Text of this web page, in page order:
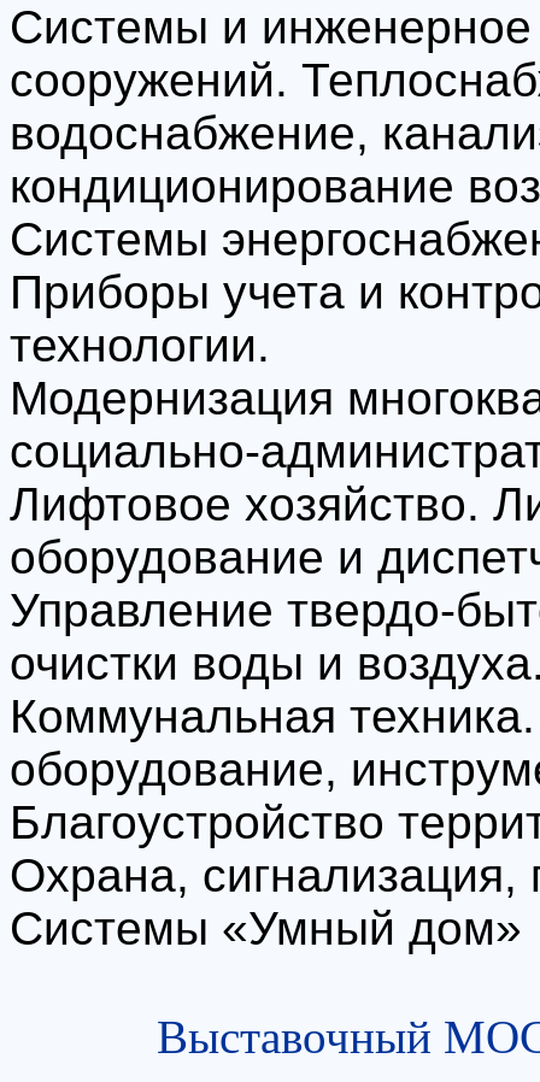
Системы и
сооружений.
водоснабжение,
кондиционирование
Системы
Приборы учета и
технологии.
Модернизация
социально-
Лифтовое хозяйство.
оборудование и
Управление твердо-
очистки воды и
Коммунальная
оборудование,
Благоустройство
Охрана, сигнализация,
Системы «Умный дом»
Выставочный